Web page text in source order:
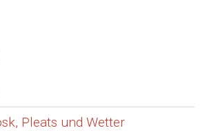
Pleats und Wetter